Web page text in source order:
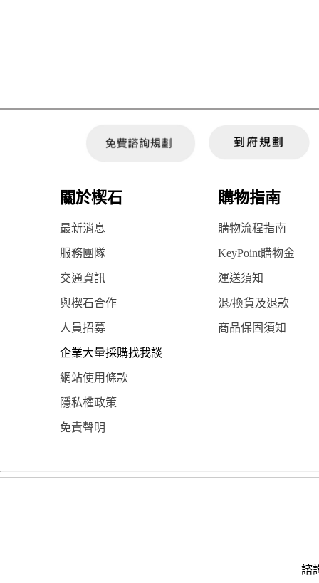
關於楔石 購物指南
最新消息 購物流程指南
服務團隊 KeyPoint購物金
交通資訊 運送須知
與楔石合作 退/換貨及退款
人員招募 商品保固須知
企業大量採購找我談
網站使用條款
隱私權政策
免責聲明
諮